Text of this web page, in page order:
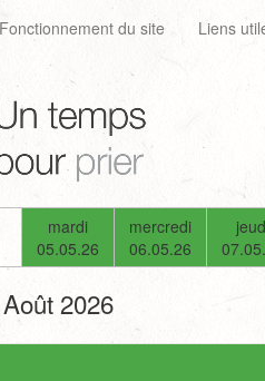
Fonctionnement du site Liens
mardi
05.05.26
mercredi
06.05.26
2026